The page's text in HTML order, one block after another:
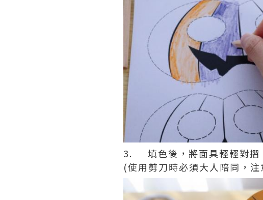
3. 填色後，將面具輕輕對摺
(使用剪刀時必須大人陪同，